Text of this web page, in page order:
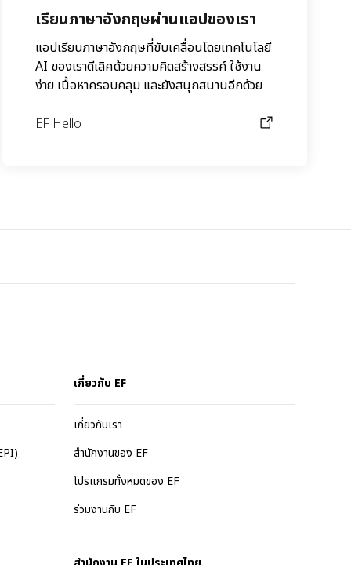
เรียนภาษาอังกฤษผ่านแอปของเรา
แอปเรียนภาษาอังกฤษที่ขับเคลื่อนโดยเทคโนโลยี
AI ของเราดีเลิศด้วยความคิดสร้างสรรค์ ใช้งาน
ง่าย เนื้อหาครอบคลุม และยังสนุกสนานอีกด้วย
EF Hello
เกี่ยวกับ EF
เกี่ยวกับเรา
สำนักงานของ EF
โปรแกรมทั้งหมดของ EF
ร่วมงานกับ EF